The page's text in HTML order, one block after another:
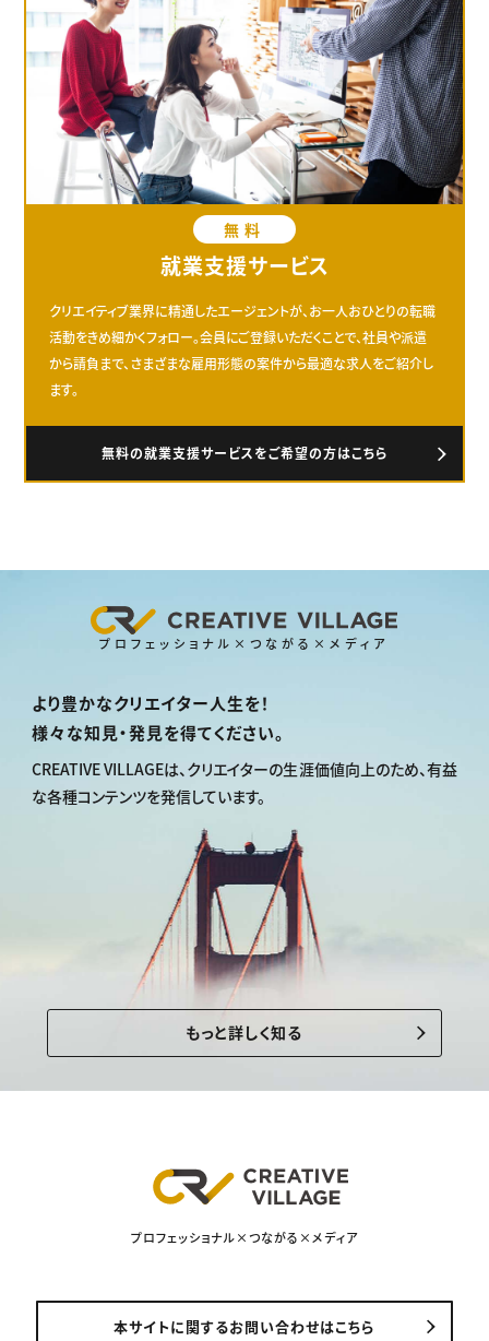
無料
就業支援サービス
クリエイティブ業界に精通したエージェントが、お一人おひとりの転職
活動をきめ細かくフォロー。会員にご登録いただくことで、社員や派遣
から請負まで、さまざまな雇用形態の案件から最適な求人をご紹介し
ます。
無料の就業支援サービスをご希望の方はこちら
プロフェッショナル×つながる×メディア
より豊かなクリエイター人生を！
様々な知見・発見を得てください。
CREATIVE VILLAGEは、 クリエイターの生涯価値向上のため、有益
な各種コンテンツを発信しています。
もっと詳しく知る
プロフェッショナル×つながる×メディア
本サイトに関するお問い合わせはこちら